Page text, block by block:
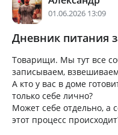
01.06.2026 13:09
Дневник питания
Товарищи. Мы тут все
записываем,
А кто у вас в доме
только себе лично?
Может себе отдельно, а
этот процесс